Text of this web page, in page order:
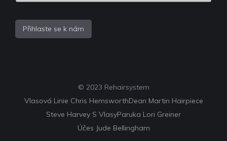
Přihlaste se k nám
© 2023 Rehairsystem
Vlasová Linie Chris HemsworthDean Martin Hairpiece
Steve Harvey S VlasyParuka Lori Greiner
Účes Jude Bellingham